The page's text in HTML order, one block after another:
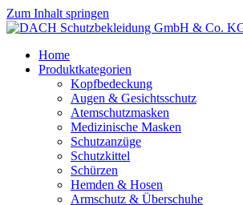
Zum Inhalt springen
Home
Produktkategorien
Kopfbedeckung
Augen & Gesichtsschutz
Atemschutzmasken
Medizinische Masken
Schutzanzüge
Schutzkittel
Schürzen
Hemden & Hosen
Armschutz & Überschuhe